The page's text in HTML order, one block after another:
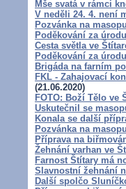
Mše svatá v rámci
V neděli 24. 4. není
Pozvánka na
Poděkování za
Cesta světla ve
Poděkování za
Brigáda na farním
FKL - Zahajovací
(21.06.2020)
FOTO: Boží Tělo ve
Uskutečnil se
Konala se další
Pozvánka na
Příprava na
Žehnání varhan ve
Farnost Štítary má
Slavnostní žehnání
Další spolčo